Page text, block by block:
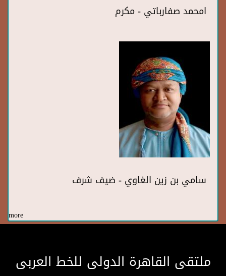
امحمد صفارباتي - مكرم
سامي بن زين الغاوي - ضيف شرف
more
ملتقى القاهرة الدولى للخط العربى